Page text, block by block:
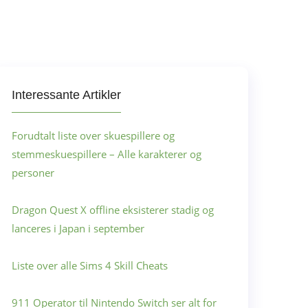
Interessante Artikler
Forudtalt liste over skuespillere og
stemmeskuespillere – Alle karakterer og
personer
Dragon Quest X offline eksisterer stadig og
lanceres i Japan i september
Liste over alle Sims 4 Skill Cheats
911 Operator til Nintendo Switch ser alt for